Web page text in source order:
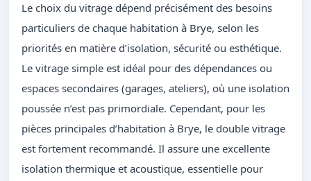
Le choix du vitrage dépend précisément des besoins
particuliers de chaque habitation à Brye, selon les
priorités en matière d’isolation, sécurité ou esthétique.
Le vitrage simple est idéal pour des dépendances ou
espaces secondaires (garages, ateliers), où une isolation
poussée n’est pas primordiale. Cependant, pour les
pièces principales d’habitation à Brye, le double vitrage
est fortement recommandé. Il assure une excellente
isolation thermique et acoustique, essentielle pour